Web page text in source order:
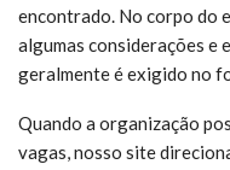
encontrado. No corpo do
algumas considerações e
geralmente é exigido no
Quando a organização
vagas, nosso site